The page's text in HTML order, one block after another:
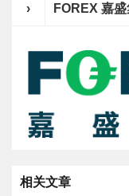
› FOREX 嘉盛
相关文章